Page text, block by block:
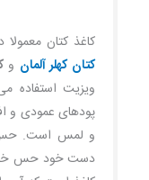
کاغذ کتان
کتان کهلر آلمان و
ویزیت استفاده
پودهای عمودی و
و لمس است. حس
دست خود حس